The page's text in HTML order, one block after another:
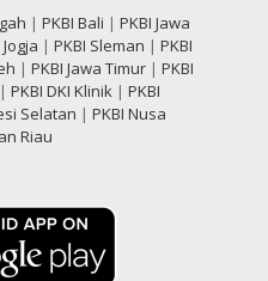
| PKBI Bali | PKBI Jawa
| PKBI Sleman | PKBI
| PKBI Jawa Timur| PKBI
| PKBI DKI Klinik| PKBI
Selatan | PKBI Nusa
Riau